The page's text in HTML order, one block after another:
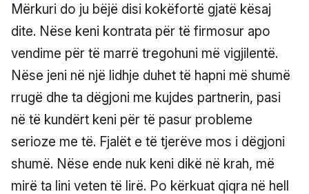
Mërkuri do ju bëjë disi kokëfortë gjatë kësaj
dite. Nëse keni kontrata për të firmosur apo
vendime për të marrë tregohuni më vigjilentë.
Nëse jeni në një lidhje duhet të hapni më shumë
rrugë dhe ta dëgjoni me kujdes partnerin, pasi
në të kundërt keni për të pasur probleme
serioze me të. Fjalët e të tjerëve mos i dëgjoni
shumë. Nëse ende nuk keni dikë në krah, më
mirë ta lini veten të lirë. Po kërkuat qiqra në hell